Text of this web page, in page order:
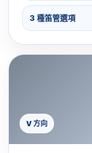
3 種笛管選項
V 方向